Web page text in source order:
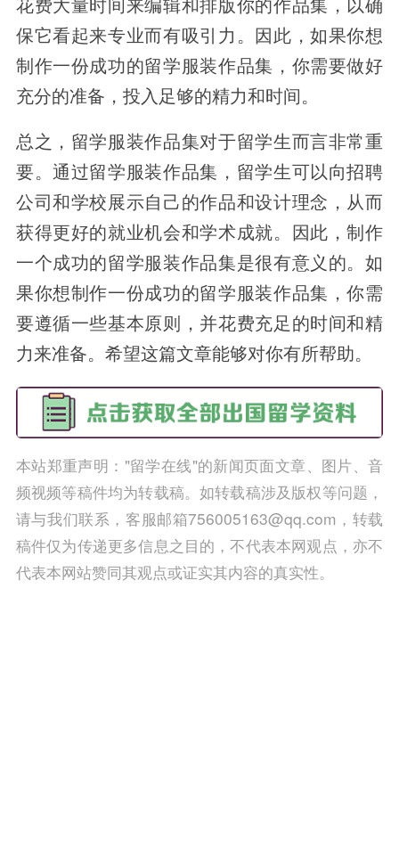
保它看起来专业而有吸引力。因此，如果你想
制作一份成功的留学服装作品集，你需要做好
充分的准备，投入足够的精力和时间。
总之，留学服装作品集对于留学生而言非常重
要。通过留学服装作品集，留学生可以向招聘
公司和学校展示自己的作品和设计理念，从而
获得更好的就业机会和学术成就。因此，制作
一个成功的留学服装作品集是很有意义的。如
果你想制作一份成功的留学服装作品集，你需
要遵循一些基本原则，并花费充足的时间和精
力来准备。希望这篇文章能够对你有所帮助。
本站郑重声明："留学在线"的新闻页面文章、图片、音
频视频等稿件均为转载稿。如转载稿涉及版权等问题，
请与我们联系，客服邮箱756005163@qq.com，转载
稿件仅为传递更多信息之目的，不代表本网观点，亦不
代表本网站赞同其观点或证实其内容的真实性。